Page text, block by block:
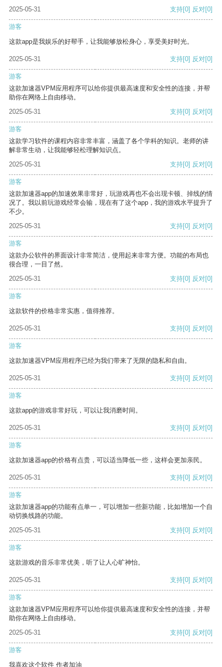
2025-05-31 支持[0] 反对[0]
游客
这款app是我娱乐的好帮手，让我能够放松身心，享受美好时光。
2025-05-31 支持[0] 反对[0]
游客
这款加速器VPM应用程序可以给你提供最高速度和安全性的连接，并帮
助你在网络上自由移动。
2025-05-31
支持[0] 反对[0]
游客
这款学习软件的课程内容非常丰富，涵盖了各个学科的知识。老师的讲
解非常生动，让我能够轻松理解知识点。
2025-05-31
支持[0] 反对[0]
游客
这款加速器app的加速效果非常好，玩游戏再也不会出现卡顿、掉线的情
况了。我以前玩游戏经常会输，现在有了这个app，我的游戏水平提升了
不少。
2025-05-31
支持[0] 反对[0]
游客
这款办公软件的界面设计非常简洁，使用起来非常方便。功能的布局也
很合理，一目了然。
2025-05-31
支持[0] 反对[0]
游客
这款软件的价格非常实惠，值得推荐。
2025-05-31 支持[0] 反对[0]
游客
这款加速器VPM应用程序已经为我们带来了无限的隐私和自由。
2025-05-31 支持[0] 反对[0]
游客
这款app的游戏非常好玩，可以让我消磨时间。
2025-05-31 支持[0] 反对[0]
游客
这款加速器app的价格有点贵，可以适当降低一些，这样会更加亲民。
2025-05-31 支持[0] 反对[0]
游客
这款加速器app的功能有点单一，可以增加一些新功能，比如增加一个自
动切换线路的功能。
2025-05-31
支持[0] 反对[0]
游客
这款游戏的音乐非常优美，听了让人心旷神怡。
2025-05-31 支持[0] 反对[0]
游客
这款加速器VPM应用程序可以给你提供最高速度和安全性的连接，并帮
助你在网络上自由移动。
2025-05-31
支持[0] 反对[0]
游客
我喜欢这个软件 作者加油